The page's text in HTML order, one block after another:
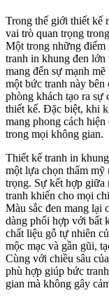
Trong thế giới thiết kế
vai trò quan trọng
Một trong những điểm
tranh in khung đen
mang đến sự mạnh
một bức tranh này bên
phòng khách tạo ra sự
thiết kế. Đặc biệt, khi
mang phong cách
trong mọi không gian.
Thiết kế tranh in
một lựa chọn thẩm mỹ
trọng. Sự kết hợp giữa
tranh khiến cho mọi
Màu sắc đen mang lại
dàng phối hợp với bất
chất liệu gỗ tự nhiên
mộc mạc và gần gũi,
Cùng với chiều sâu
phù hợp giúp bức
gian mà không gây